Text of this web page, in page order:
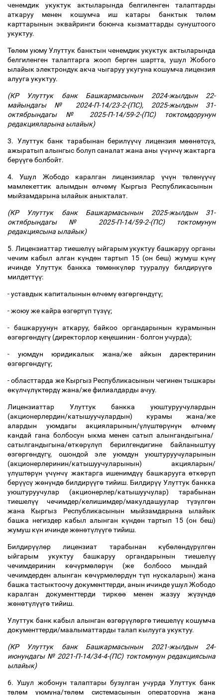
ченемдик укуктук актыларында белгиленген талаптарды
аткаруу менен кошумча иш катары банктык төлөм
карттарынын эквайринги боюнча кызматтарды сунуштоого
укуктуу.
Төлөм уюму Улуттук банктын ченемдик укуктук актыларында
белгиленген талаптарга жооп берген шартта, ушул Жобого
ылайык электрондук акча чыгаруу укугуна кошумча лицензия
алууга укуктуу.
(КР Улуттук банк Башкармасынын 2024-жылдын 22-
майындагы № 2024-П-14/23-2-(ПС), 2025-жылдын 31-
октябрындагы № 2025-П-14/59-2-(ПС) токтомдорунун
редакцияларына ылайык)
3. Улуттук банк тарабынан берилүүчү лицензия мөөнөтсүз,
ажыратып алынгыс болуп саналат жана аны үчүнчүжактарга
берүүгөболбойт.
4. Ушул Жободо каралган лицензиялар үчүн төлөнүүчү
мамлекеттик алымдын өлчөмү Кыргыз Республикасынын
мыйзамдарына ылайык аныкталат.
(КР Улуттук банк Башкармасынын 2025-жылдын 31-
октябрындагы № 2025-П-14/59-2-(ПС) токтомунун
редакциясына ылайык)
5. Лицензиаттар тиешелүүыйгарым укуктуу башкаруу органы
чечим кабыл алган күндөн тартып 15 (он беш) жумуш күнү
ичинде Улуттук банкка төмөнкүлөр тууралуу билдирүүгө
милдеттүү:
- уставдык капиталынын өлчөмүөзгөргөндүгү;
- жоюу же кайра өзгөртүп түзүү;
- башкаруунун аткаруу, байкоо органдарынын курамынын
өзгөргөндүгү (директорлор кеңешинин - болгон учурда);
- уюмдун юридикалык жана/же айкын даректеринин
өзгөргөндүгү;
- областтарда же Кыргыз Республикасынын чегинен тышкары
өкүлчүлүктөрдүжана/же филиалдарды ачуу.
Лицензиаттар Улуттук банкка уюштуруучулардын
(акционерлердин/катышуучулардын) курамы жана/же
алардын уюмдагы акцияларынын/үлүштөрүнүнөлчөмү
кандай гана болбосун ыкма менен сатып алынгандыгына/
сатылгандыгына/өткөрүлүп берилгендигине байланыштуу
өзгөргөндүгү, ошондой эле уюмдун уюштуруучуларынын
(акционерлеринин/катышуучуларынын) акцияларын/
үлүштөрүнүчүнчү жактарга ишенимдүү башкаруугаөткөрүп
берүүсү жөнүндөбилдирүүгөтийиш. Билдирүү Улуттук банкка
уюштуруучулар (акционерлер/катышуучулар) тарабынан
тиешелүү чечимдер/келишимдер/макулдашуулар түзүлгөн
жана Кыргыз Республикасынын мыйзамдарына ылайык
башка негиздер кабыл алынган күндөн тартып 15 (он беш)
жумуш күн ичинде жөнөтүлүүгөтийиш.
Билдирүүлөр лицензиат тарабынан күбөлөндүрүлгөн
ыйгарым укуктуу башкаруу органдарынын тиешелүү
чечимдеринин көчүрмөлөрүн (же болбосо мындай
чечимдерден алынган көчүрмөлөрдүн түп нускаларын) жана
башка тастыктоочу документтерди, анын ичинде ушул Жободо
каралган документтерди тиркөө менен жазуу жүзүндө
жөнөтүлүүгөтийиш.
Улуттук банк кабыл алынган өзгөрүүлөргөтиешелүү кошумча
документтерди/маалыматтарды талап кылууга укуктуу.
(КР Улуттук банк Башкармасынын 2021-жылдын 24-
июнундагы № 2021-П-14/34-4-(ПС) токтомунун редакциясына
ылайык)
6. Ушул жобонун талаптары бузулган учурда Улуттук банк
төлөм уюмуна/төлөм системасынын операторуна жана